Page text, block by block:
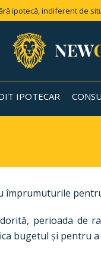
ipotecă, indiferent de
IPOTECAR
împrumuturile
perioada
bugetul și pentru